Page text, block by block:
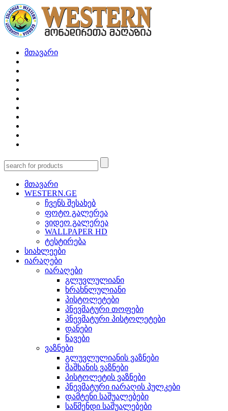
მთავარი
მთავარი
WESTERN.GE
ჩვენს შესახებ
ფოტო გალერეა
ვიდეო გალერეა
WALLPAPER HD
ტესტირება
სიახლეები
იარაღები
იარაღები
გლუვლულიანი
ხრახნლულიანი
პისტოლეტები
პნევმატური თოფები
პნევმატური პისტოლეტები
დანები
ნავები
ვაზნები
გლუვლულიანის ვაზნები
შაშხანის ვაზნები
პისტოლეტის ვაზნები
პნევმატური იარაღის პულკები
დამტენი საშუალებები
საწმენდი საშუალებები